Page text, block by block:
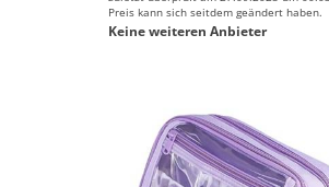
Preis kann sich seitdem geändert haben.
Keine weiteren Anbieter